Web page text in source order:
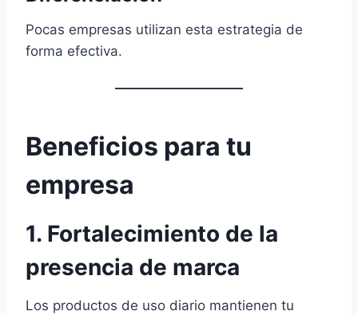
Pocas empresas utilizan esta estrategia de
forma efectiva.
Beneficios para tu
empresa
1. Fortalecimiento de la
presencia de marca
Los productos de uso diario mantienen tu